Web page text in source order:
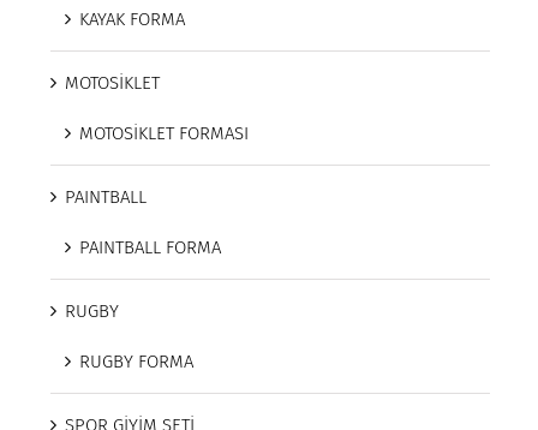
KAYAK FORMA
MOTOSİKLET
MOTOSİKLET FORMASI
PAINTBALL
PAINTBALL FORMA
RUGBY
RUGBY FORMA
SPOR GİYİM SETİ